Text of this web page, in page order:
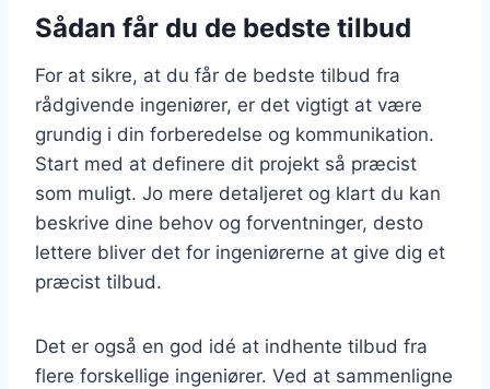
Sådan får du de bedste tilbud
For at sikre, at du får de bedste tilbud fra
rådgivende ingeniører, er det vigtigt at være
grundig i din forberedelse og kommunikation.
Start med at definere dit projekt så præcist
som muligt. Jo mere detaljeret og klart du kan
beskrive dine behov og forventninger, desto
lettere bliver det for ingeniørerne at give dig et
præcist tilbud.
Det er også en god idé at indhente tilbud fra
flere forskellige ingeniører. Ved at sammenligne